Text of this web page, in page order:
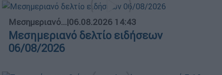
Μεσημεριανό...|06.08.2026 14:43
Μεσημεριανό δελτίο ειδήσεων
06/08/2026